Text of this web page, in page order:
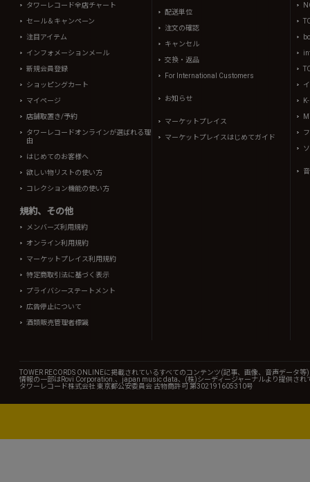
タワーレコード全店チャート
セール＆キャンペーン
注目アイテム
インフォメーションメール
新規会員登録
ショッピングカート
マイページ
店舗取置き/予約
タワーレコードオンラインが選ばれる理
由
はじめてのお客様へ
欲しい物リストの使い方
コレクション機能の使い方
規約、その他
メンバーズ利用規約
オンライン利用規約
マーケットプレイス利用規約
特定商取引法に基づく表示
プライバシーステートメント
広告停止について
酒類販売管理者標識
配送単位
注文の確認
キャンセル
交換・返品
For International Customers
お知らせ
マーケットプレイス
マーケットプレイスはじめてガイド
TOWER RECORDS ONLINEに掲載されているすべてのコンテンツ(記事、画像、音声データ
情報の一部はRovi Corporation.、japan music data、(株)シーディージャーナルより提供され
タワーレコード株式会社 東京都公安委員会 古物商許可 第302191605310号